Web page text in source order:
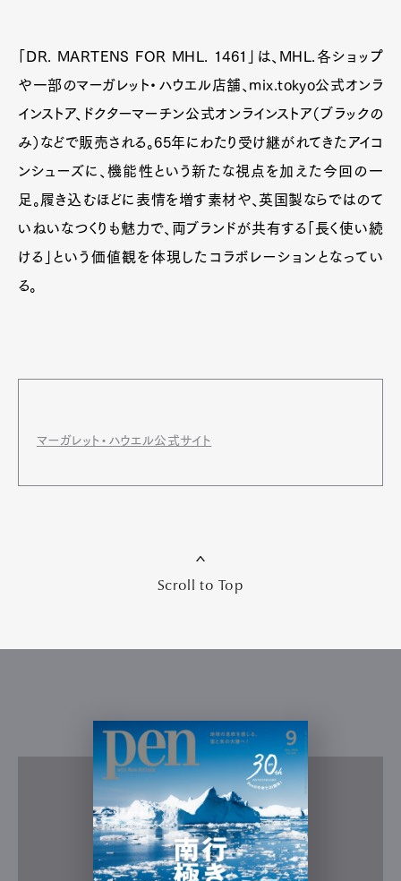
「DR. MARTENS FOR MHL. 1461」は、MHL.各ショップ
や一部のマーガレット・ハウエル店舗、mix.tokyo公式オンラ
インストア、ドクターマーチン公式オンラインストア（ブラックの
み）などで販売される。65年にわたり受け継がれてきたアイコ
ンシューズに、機能性という新たな視点を加えた今回の一
足。履き込むほどに表情を増す素材や、英国製ならではのて
いねいなつくりも魅力で、両ブランドが共有する「長く使い続
ける」という価値観を体現したコラボレーションとなってい
る。
マーガレット・ハウエル公式サイト
Scroll to Top